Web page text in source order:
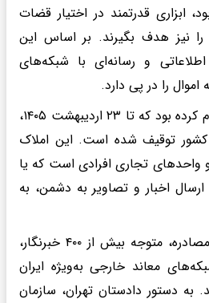
ابزاری قدرتمند در اختیار قضات
نیز هدف بگیرند. بر اساس این
و رسانه‌ای با شبکه‌های
را در پی دارد.
سخنگوی قوه قضاییه اعلام کرده بود که تا ۲۳ اردیبهشت ۱۴۰۵،
کشور توقیف شده است. این املاک
واحدهای تجاری افرادی است که یا
اخبار و تصاویر به دشمن، به
اما گسترده‌ترین عملیات مصادره، متوجه بیش از ۴۰۰ خبرنگار،
معاند خارجی به‌ویژه ایران
به دستور دادستان تهران، سازمان